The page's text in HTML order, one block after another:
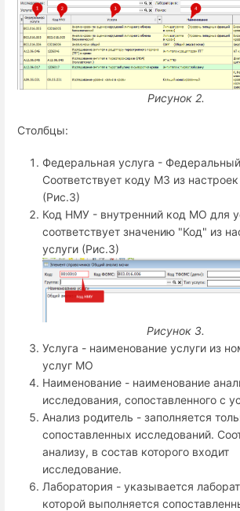
Рисунок 2.
Столбцы:
Федеральная услуга -
Соответствует коду МЗ из настроек
(Рис.3)
Код НМУ - внутренний код МО для
соответствует значению "Код" из
услуги (Рис.3)
Рисунок 3.
Услуга - наименование услуги из
услуг МО
Наименование - наименование
исследования, сопоставленного с
Анализ родитель - заполняется
сопоставленных исследований.
анализу, в состав которого входит
исследование.
Лаборатория - указывается
которой выполняется